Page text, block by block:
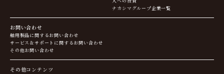
ナカシマグループ企業一覧
お問い合わせ
舶用製品に関するお問い合わせ
サービス＆サポートに関するお問い合わせ
その他お問い合わせ
その他コンテンツ